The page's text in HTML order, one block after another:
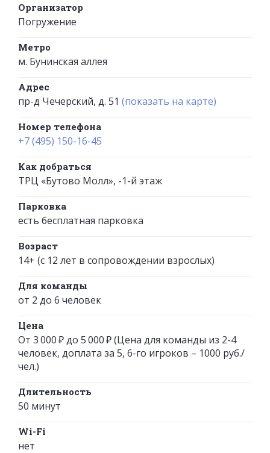
Организатор
Погружение
Метро
м. Бунинская аллея
Адрес
пр-д Чечерский, д. 51 (показать на карте)
Номер телефона
+7 (495) 150-16-45
Как добраться
ТРЦ «Бутово Молл», -1-й этаж
Парковка
есть бесплатная парковка
Возраст
14+ (с 12 лет в сопровождении взрослых)
Для команды
от 2 до 6 человек
Цена
От 3 000 ₽ до 5 000 ₽ (Цена для команды из 2-4
человек, доплата за 5, 6-го игроков – 1000 руб./
чел.)
Длительность
50 минут
Wi-Fi
нет